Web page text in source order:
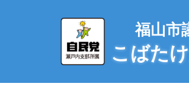
へ
福山市
こばた